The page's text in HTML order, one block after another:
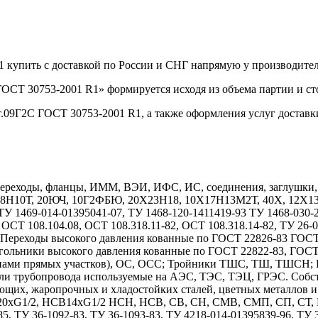
купить с доставкой по России и СНГ напрямую у
30753-2001 R1» формируется исходя из объема партии и
ГОСТ 30753-2001 R1, а также оформления услуг
фланцы, ИММ, ВЭИ, ИФС, ИС, соединения, заглушки,
20ЮЧ, 10Г2ФБЮ, 20Х23Н18, 10Х17Н13М2Т, 40Х,
014-01395041-07, ТУ 1468-120-1411419-93 ТУ 1468-
108.104.08, ОСТ 108.318.11-82, ОСТ 108.318.14-82, ТУ
высокого давления кованные по ГОСТ 22826-83
высокого давления кованные по ГОСТ 22822-83,
прямых участков), ОС, ОСС; Тройники ТШС, ТШ, ТШСН;
трубопровода используемые на АЭС, ТЭС, ТЭЦ, ГРЭС.
жаропрочных и хладостойких сталей, цветных
2, НСВ14хG1/2 НСН, НСВ, СВ, СН, СМВ, СМП, СП, СТ,
ТУ 36-1092-83, ТУ 36-1093-83, ТУ 4218-014-01395839-96, ТУ